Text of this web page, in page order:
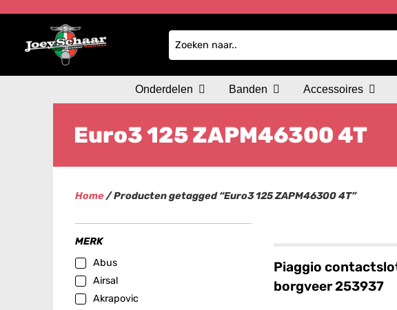
Onderdelen Banden Accessoires
Euro3 125 ZAPM46300 4T
Home/ Producten getagged “Euro3 125 ZAPM46300 4T”
MERK
Abus
Airsal
Akrapovic
Piaggio
borgveer 253937